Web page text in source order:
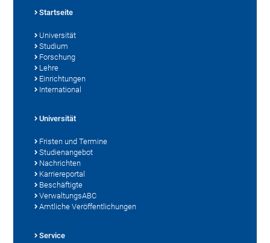
Startseite
Universität
Studium
Forschung
Lehre
Einrichtungen
International
Universität
Fristen und Termine
Studienangebot
Nachrichten
Karriereportal
Beschäftigte
VerwaltungsABC
Amtliche Veröffentlichungen
Service